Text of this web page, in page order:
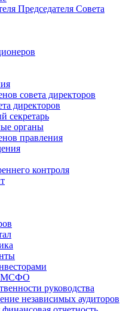
Председателя Совета
совета директоров
директоров
секретарь
органы
правления
контроля
МСФО
руководства
независимых аудиторов